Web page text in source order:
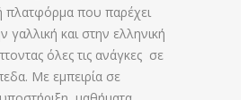
πλατφόρμα που παρέχει
γαλλική και στην ελληνική
όλες τις ανάγκες σε
Με εμπειρία σε